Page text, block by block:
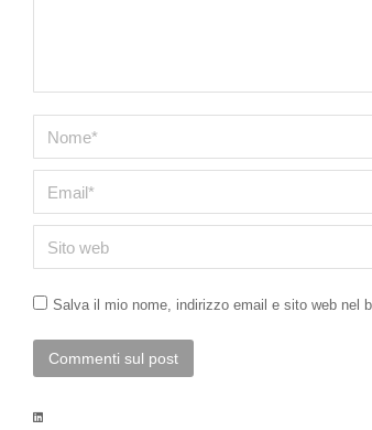
Nome *
Email *
Sito web
Salva il mio nome, indirizzo email e sito web nel
Commenti sul post